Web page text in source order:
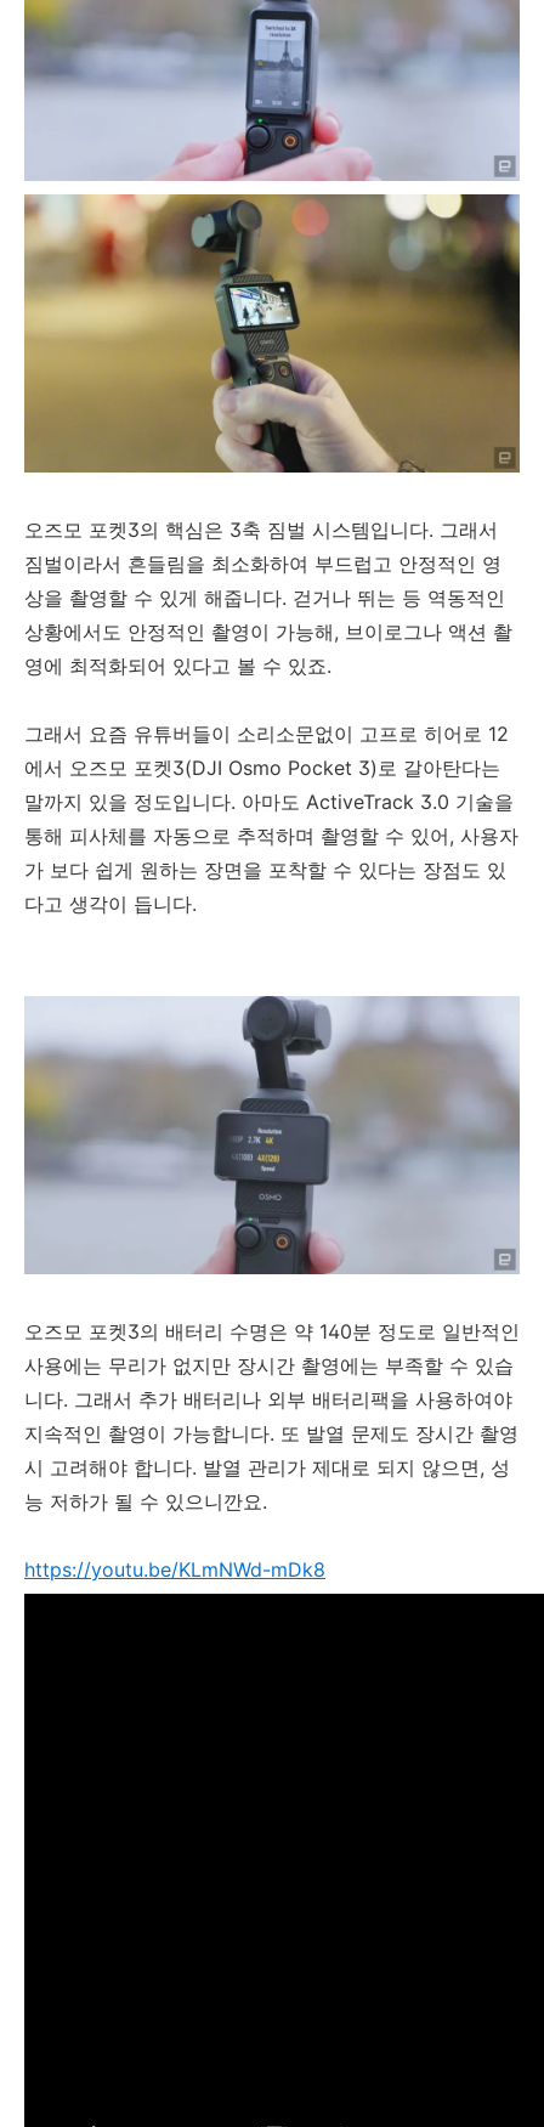
오즈모 포켓3의 핵심은 3축 짐벌 시스템입니다. 그래서
짐벌이라서 흔들림을 최소화하여 부드럽고 안정적인 영
상을 촬영할 수 있게 해줍니다. 걷거나 뛰는 등 역동적인
상황에서도 안정적인 촬영이 가능해, 브이로그나 액션 촬
영에 최적화되어 있다고 볼 수 있죠.
그래서 요즘 유튜버들이 소리소문없이 고프로 히어로 12
에서 오즈모 포켓3(DJI Osmo Pocket 3)로 갈아탄다는
말까지 있을 정도입니다. 아마도 ActiveTrack 3.0 기술을
통해 피사체를 자동으로 추적하며 촬영할 수 있어, 사용자
가 보다 쉽게 원하는 장면을 포착할 수 있다는 장점도 있
다고 생각이 듭니다.
오즈모 포켓3의 배터리 수명은 약 140분 정도로 일반적인
사용에는 무리가 없지만 장시간 촬영에는 부족할 수 있습
니다. 그래서 추가 배터리나 외부 배터리팩을 사용하여야
지속적인 촬영이 가능합니다. 또 발열 문제도 장시간 촬영
시 고려해야 합니다. 발열 관리가 제대로 되지 않으면, 성
능 저하가 될 수 있으니깐요.
https://youtu.be/KLmNWd-mDk8